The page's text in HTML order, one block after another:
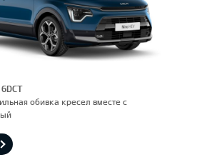
обивка кресел вместе с